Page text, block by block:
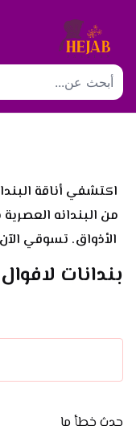
الأذواق. تسوقي
بندانات
حدث خطأ ما